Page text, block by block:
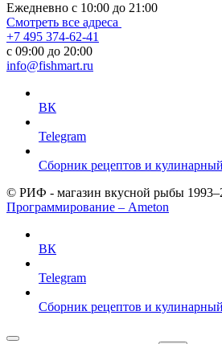
Ежедневно с 10:00 до 21:00
Смотреть все адреса
+7 495 374-62-41
c 09:00 до 20:00
info@fishmart.ru
ВК
Telegram
Сборник рецептов и
© РИФ - магазин вкусной рыбы
Программирование – Ameton
ВК
Telegram
Сборник рецептов и